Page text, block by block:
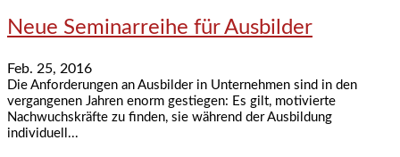
Neue Seminarreihe für Ausbilder
Feb. 25, 2016
Die Anforderungen an Ausbilder in Unternehmen sind in den
vergangenen Jahren enorm gestiegen: Es gilt, motivierte
Nachwuchskräfte zu finden, sie während der Ausbildung
individuell...